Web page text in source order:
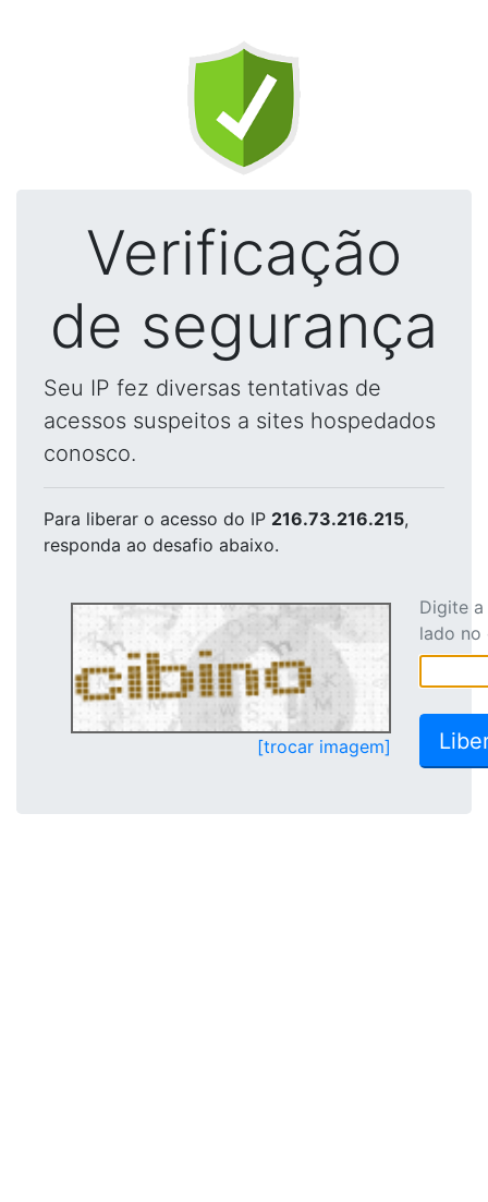
Verificação
de segurança
Seu IP fez diversas tentativas de
acessos suspeitos a sites hospedados
conosco.
Para liberar o acesso do IP 216.73.216.215,
responda ao desafio abaixo.
[trocar imagem]
Digite
lado no